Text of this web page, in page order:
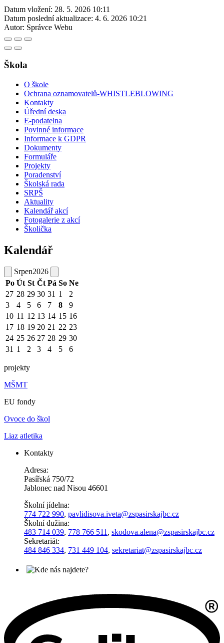
Datum vložení: 28. 5. 2026 10:11
Datum poslední aktualizace: 4. 6. 2026 10:21
Autor: Správce Webu
Škola
O škole
Ochrana oznamovatelů-WHISTLEBLOWING
Kontakty
Úřední deska
E-podatelna
Povinné informace
Informace k GDPR
Dokumenty
Formuláře
Projekty
Poradenství
Školská rada
SRPŠ
Aktuality
Kalendář akcí
Fotogalerie z akcí
Školička
Kalendář
Srpen2026
Po Út St Čt Pá So Ne
27 28 29 30 31 1
2
3
4 5 6 7 8
9
10 11 12 13 14 15 16
17 18 19 20 21 22 23
24 25 26 27 28 29 30
31 1 2 3 4 5 6
projekty
MŠMT
EU fondy
Ovoce do škol
Liaz atletika
Kontakty
Adresa:
Pasířská 750/72
Jablonec nad Nisou 46601
Školní jídelna:
774 722 990, pavlidisova.iveta@zspasirskajbc.cz
Školní dužina:
483 714 039, 778 766 511, skodova.alena@zspasirskajbc.cz
Sekretariát:
484 846 334, 731 449 104, sekretariat@zspasirskajbc.cz